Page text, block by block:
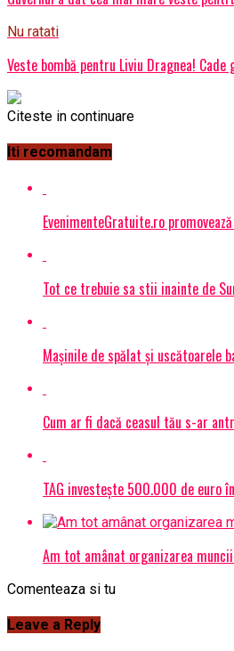
Nu ratati
Veste bombă pentru Liviu Dragnea!
Citeste in continuare
Iti recomandam
EvenimenteGratuite.ro
Tot ce trebuie sa stii inainte de
Mașinile de spălat și uscătoarele
Cum ar fi dacă ceasul tău s-ar
TAG investește 500.000 de euro
Am tot amânat organizarea
Comenteaza si tu
Leave a Reply